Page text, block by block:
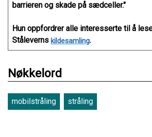
barrieren og skade på sædceller."
Hun oppfordrer alle interesserte til å
Ståleverns kildesamling.
Nøkkelord
mobilstråling stråling